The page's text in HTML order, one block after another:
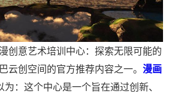
创意艺术培训中心：探索无限可能的
云创空间的官方推荐内容之一。 漫画
：这个中心是一个旨在通过创新、